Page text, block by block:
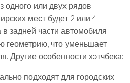
одного или двух рядов
мест будет 2 или 4
задней части автомобиля
геометрию, что уменьшает
Другие особенности хэтчбека:
подходят для городских